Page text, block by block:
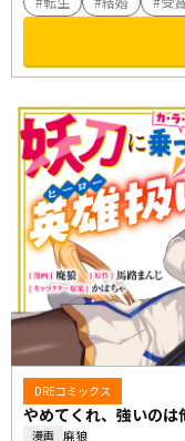
DREコミックス
やめてくれ、強いの
漫画 廃狼